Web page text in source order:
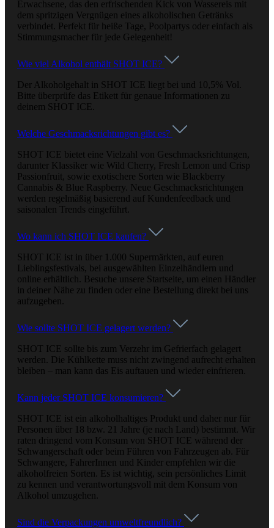
Erwachsene, das den erfrischenden Kick von Wassereis mit
dem spritzigen Vergnügen eines alkoholischen Getränks
verbindet. Perfekt für heiße Tage, Poolpartys oder einfach als
Stimmungsmacher für jede Gelegenheit!
Wie viel Alkohol enthält SHOT ICE?
Der Alkoholgehalt in SHOT ICE liegt bei und 10,5% Vol.
Bitte überprüfe das Etikett für genaue Informationen zu
deinem SHOT ICE.
Welche Geschmacksrichtungen gibt es?
SHOT ICE bietet eine Vielzahl von Geschmacksrichtungen,
darunter Klassiker wie Wild Cherry, Fresh Lemon und Crisp
Passionfruit, sowie exotischere Sorten wie Blackberry
Cannabis & Blue Raspberry. Neue Geschmacksrichtungen
werden regelmäßig basierend auf Kundenfeedback und
saisonalen Trends eingeführt.
Wo kann ich SHOT ICE kaufen?
SHOT ICE ist in über 1.000 Supermärkten, auf euren
Lieblingsfestivals, bei ausgewählten Einzelhändlern und
online erhältlich. Besuche unsere Startseite, um einen Händler
in deiner Nähe zu finden oder eine Bestellung direkt bei uns
aufzugeben.
Wie sollte SHOT ICE gelagert werden?
SHOT ICE sollte bis zum Verzehr im Gefrierfach gelagert
werden. Die Kühlkette muss nicht zwingend aufrecht erhalten
bleiben – man kann das Eis auftauen und wieder einfrieren.
Kann jeder SHOT ICE konsumieren?
SHOT ICE ist ein alkoholhaltiges Produkt und daher nur für
Personen über 18 bzw. 21 Jahre (je nach Land) bestimmt. Wir
raten dringend vom Konsum von SHOT ICE während der
Schwangerschaft oder beim Führen von Fahrzeugen ab. Für
Schwangere, FahrerInnen und Kinder empfehlen wir die
alkoholfreien Sorten. Es ist wichtig, sein persönliches Limit
zu kennen und verantwortungsvoll mit dem Konsum von
Alkohol umzugehen.
Sind die Verpackungen umweltfreundlich?